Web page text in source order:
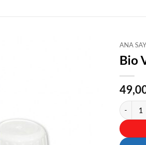
ANA
Bio
Bio